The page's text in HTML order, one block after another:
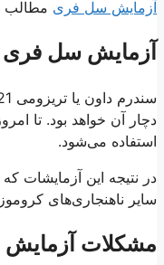
آزمایش سل فری مطالب
آزمایش سل
دچار آن خواهد بود. تا
استفاده می‌شود.
سایر ناهنجاری‌های کروموزومی از جمله تریزومی 18 و 13 را می
مشکلات